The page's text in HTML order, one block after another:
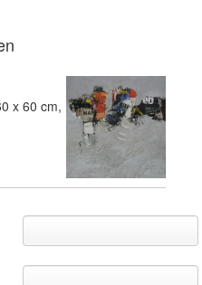
x 60 cm,